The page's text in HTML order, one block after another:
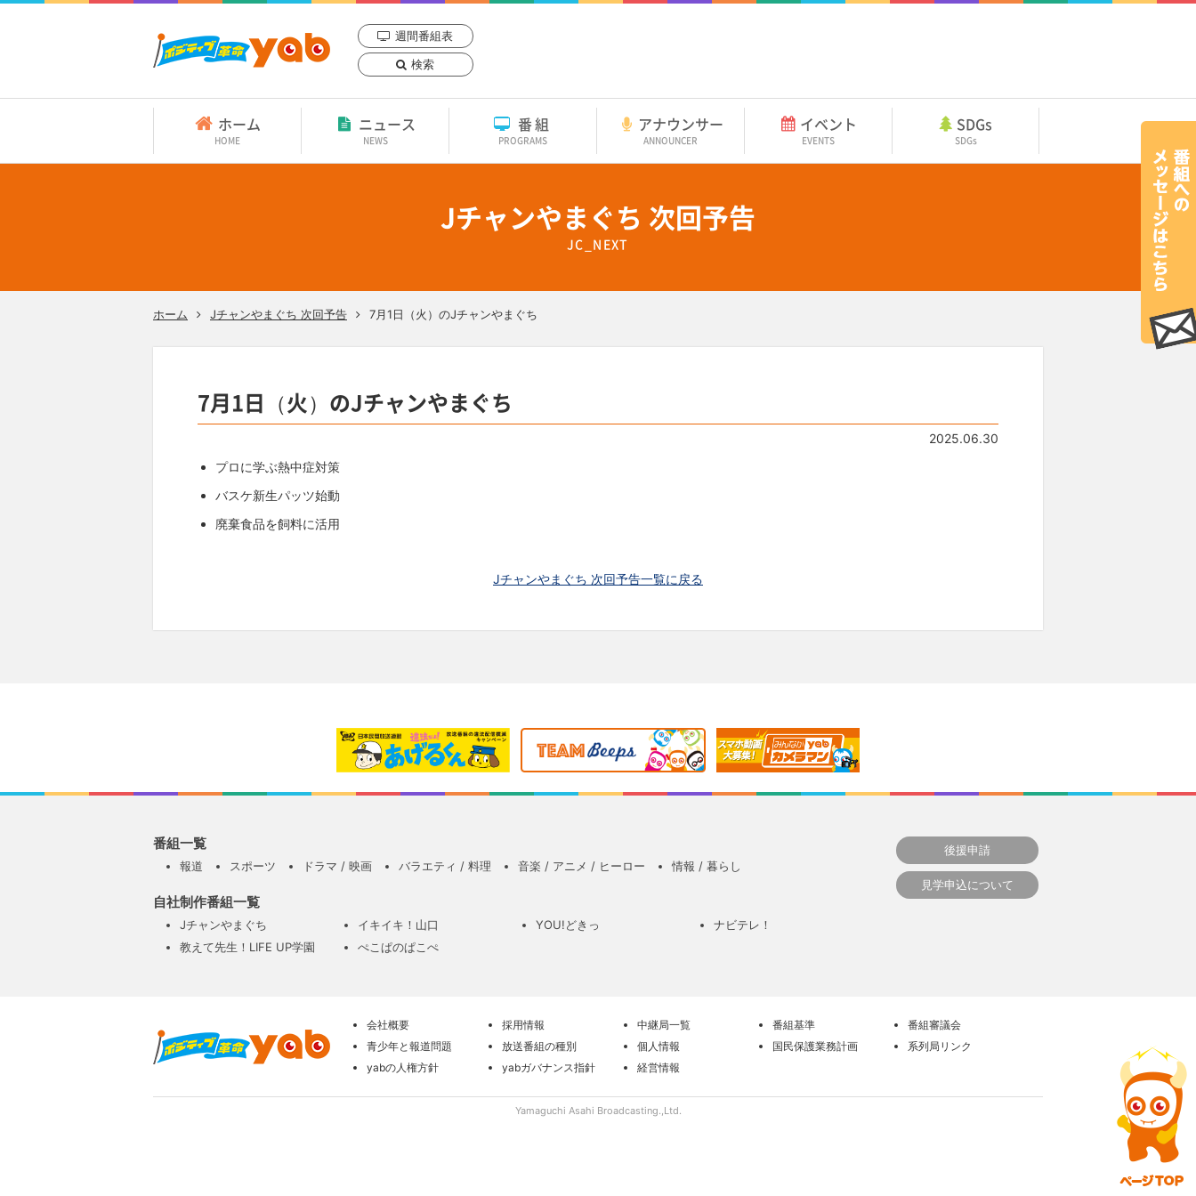
週間番組表
検索
ホーム
HOME
ニュース
NEWS
番組
PROGRAMS
アナウンサー
ANNOUNCER
イベント
EVENTS
SDGs
SDGs
Jチャンやまぐち 次回予告
JC_NEXT
ホーム Jチャンやまぐち 次回予告 7月1日（火）のJチャンやまぐち
7月1日（火）のJチャンやまぐち
2025.06.30
プロに学ぶ熱中症対策
バスケ新生パッツ始動
廃棄食品を飼料に活用
Jチャンやまぐち 次回予告一覧に戻る
番組一覧
報道 スポーツ ドラマ / 映画 バラエティ / 料理 音楽 / アニメ / ヒーロー 情報 / 暮らし
自社制作番組一覧
Jチャンやまぐち イキイキ！山口 YOU!どきっ
ナビテレ！
教えて先生！LIFE UP学園
ぺこぱのぱこぺ
後援申請
見学申込について
会社概要 採用情報 中継局一覧 番組基準
番組審議会
青少年と報道問題
放送番組の種別 個人情報 国民保護業務計画
系列局リンク
yabの人権方針
yabガバナンス指針 経営情報
Yamaguchi Asahi Broadcasting.,Ltd.